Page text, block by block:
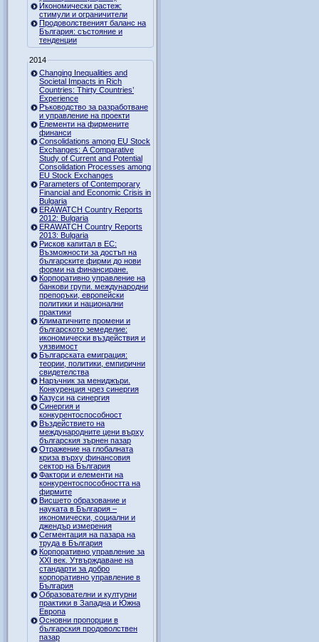
Икономически растеж:
стимули и ограничители
Продоволственият баланс на
България: състояние и
тенденции
2014
Changing Inequalities and
Societal Impacts in Rich
Countries: Thirty Countries’
Experience
Ръководство за разработване
и управление на проекти
Елементи на фирмените
финанси
Consolidations among EU Stock
Exchanges: A Comparative
Study of Current and Potential
Consolidation Processes among
EU Stock Exchanges
Parameters of Contemporary
Financial and Economic Crisis in
Bulgaria
ERAWATCH Country Reports
2012: Bulgaria
ERAWATCH Country Reports
2013: Bulgaria
Рисков капитал в ЕС:
Възможности за достъп на
българските фирми до нови
форми на финансиране.
Корпоративно управление на
банкови групи. международни
препоръки, европейски
политики и национални
практики
Климатичните промени и
българското земеделие:
икономически въздействия и
уязвимост
Българската емиграция:
теории, политики, емпирични
свидетелства
Наръчник за мениджъри.
Конкуренция чрез синергия
Казуси на синергия
Синергия и
конкурентоспособност
Въздействието на
международните цени върху
българския зърнен пазар
Отражение на глобалната
криза върху финансовия
сектор на България
Фактори и елементи на
конкурентоспособността на
фирмите
Висшето образование и
науката в България –
икономически, социални и
джендър измерения
Сегментация на пазара на
труда в България
Корпоративно управление за
XXI век. Утвърждаване на
стандарти за добро
корпоративно управление в
България
Образователни и културни
практики в Западна и Южна
Европа
Основни пропорции в
българския продоволствен
пазар